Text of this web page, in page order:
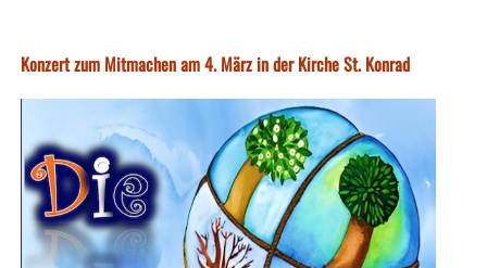
Konzert zum Mitmachen am 4. März in der Kirche St. Konrad